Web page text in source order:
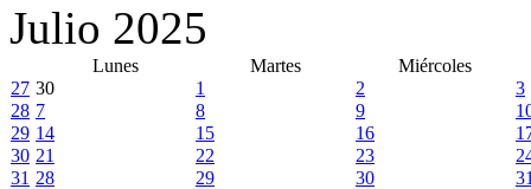
Julio 2025
Lunes Martes
Miércoles
27 30 1 2
3
28 7 8 9
29 14 15 16
30 21 22 23
31 28 29 30